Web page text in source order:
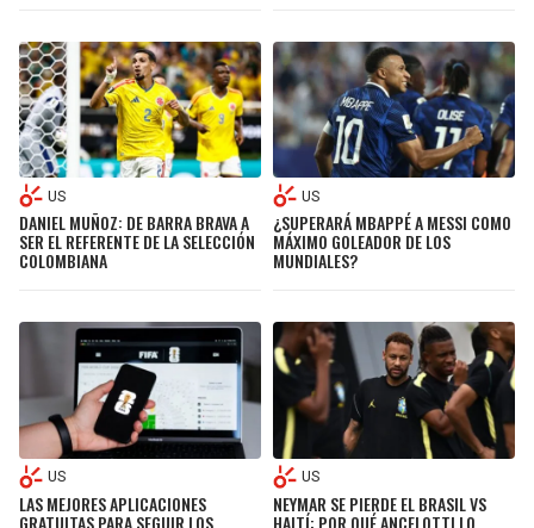
US
DANIEL MUÑOZ: DE BARRA BRAVA A
SER EL REFERENTE DE LA SELECCIÓN
COLOMBIANA
US
¿SUPERARÁ MBAPPÉ A MESSI COMO
MÁXIMO GOLEADOR DE LOS
MUNDIALES?
US
LAS MEJORES APLICACIONES
GRATUITAS PARA SEGUIR LOS
US
NEYMAR SE PIERDE EL BRASIL VS
HAITÍ: POR QUÉ ANCELOTTI LO